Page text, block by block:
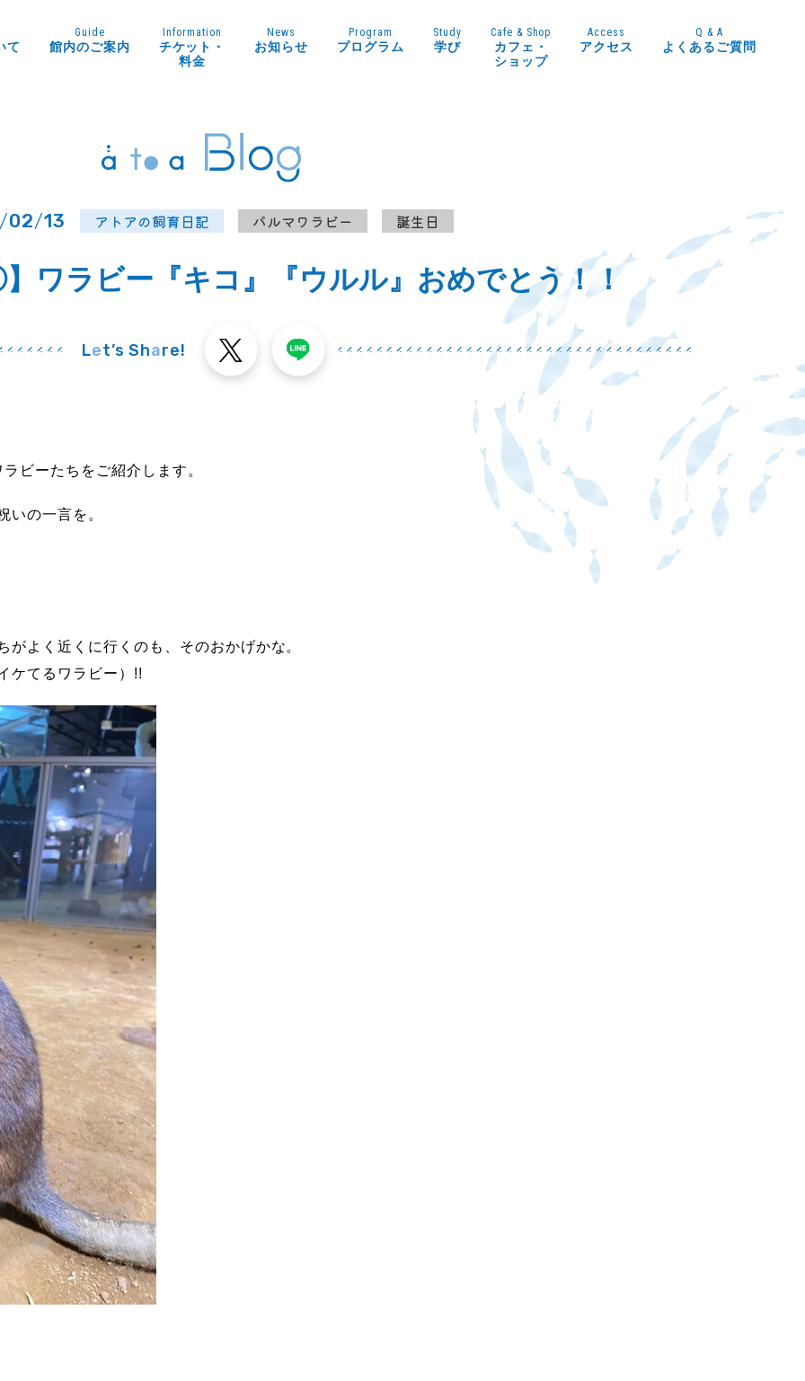
て
Guide
館内のご案内
Information
チケット・
料金
News
お知らせ
Program
プログラム
Study
学び
Cafe & Shop
カフェ・
ショップ
Access
アクセス
Q & A
よくあるご質問
/02/13 アトアの飼育日記 パルマワラビー 誕生日
ワラビー『キコ』『ウルル』おめでとう！！
Let’s Share!
ビーたちをご紹介します。
いの一言を。
よく近くに行くのも、そのおかげかな。
ケてるワラビー）!!